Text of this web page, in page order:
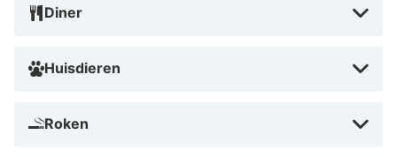
Diner
Huisdieren
Roken